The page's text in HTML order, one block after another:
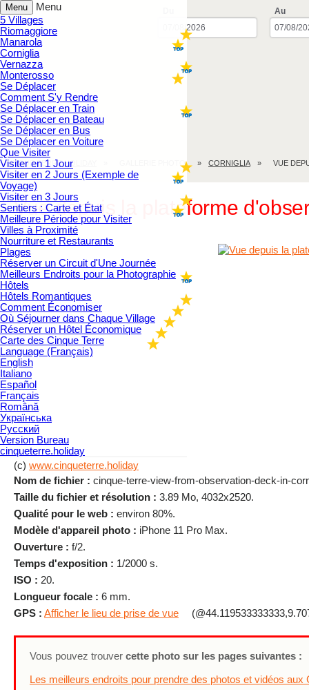
Menu
Menu
5 Villages
Riomaggiore
Manarola
Corniglia
Vernazza
Monterosso
Se Déplacer
Comment S'y Rendre
Se Déplacer en Train
Se Déplacer en Bateau
Se Déplacer en Bus
Se Déplacer en Voiture
Que Visiter
Visiter en 1 Jour
Visiter en 2 Jours (Exemple de
Voyage)
Visiter en 3 Jours
Sentiers : Carte et État
Meilleure Période pour Visiter
Villes à Proximité
Nourriture et Restaurants
Plages
Réserver un Circuit d'Une Journée
Meilleurs Endroits pour la Photographie
Hôtels
Hôtels Romantiques
Comment Économiser
Où Séjourner dans Chaque Village
Réserver un Hôtel Économique
Carte des Cinque Terre
Language (Français)
English
Italiano
Español
Français
Română
Українська
Русский
Version Bureau
cinqueterre.holiday
Au
CINQUE TERRE.HOLIDAY GALLERIE PHOTO CORNIGLIA VUE
Vue depuis la plateforme
(c) www.cinqueterre.holiday
Nom de fichier : cinque-terre-view-from-observation-deck-in-
Taille du fichier et résolution : 3.89 Mo, 4032x2520.
Qualité pour le web : environ 80%.
Modèle d'appareil photo : iPhone 11 Pro Max.
Ouverture : f/2.
Temps d'exposition : 1/2000 s.
ISO : 20.
Longueur focale : 6 mm.
GPS : Afficher le lieu de prise de vue
Vous pouvez trouver cette photo sur les pages suivantes :
Les meilleurs endroits pour prendre des photos et vidéos aux